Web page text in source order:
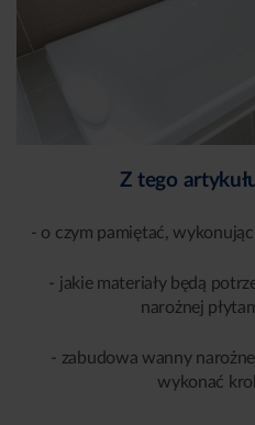
Z tego
- o czym pamiętać,
- jakie materiały będą
narożnej
- zabudowa wanny
wykonać